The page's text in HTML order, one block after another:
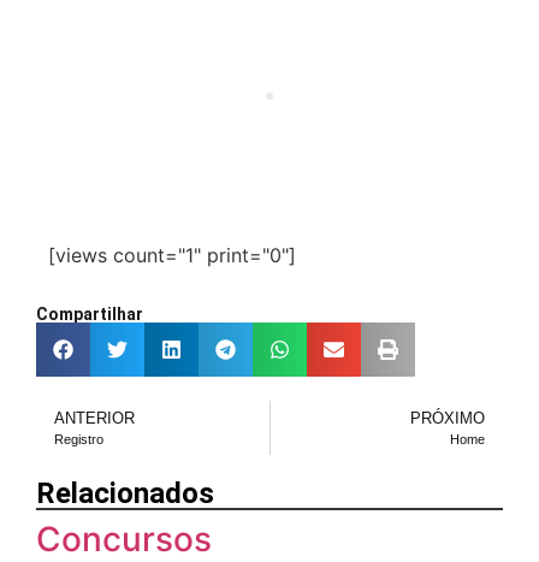
[views count="1" print="0"]
Compartilhar
ANTERIOR
Registro
PRÓXIMO
Home
Relacionados
Concursos